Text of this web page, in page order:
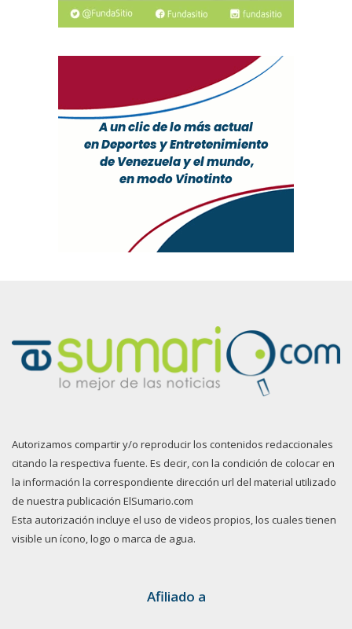
Autorizamos compartir y/o reproducir los contenidos redaccionales
citando la respectiva fuente. Es decir, con la condición de colocar en
la información la correspondiente dirección url del material utilizado
de nuestra publicación ElSumario.com
Esta autorización incluye el uso de videos propios, los cuales tienen
visible un ícono, logo o marca de agua.
Afiliado a